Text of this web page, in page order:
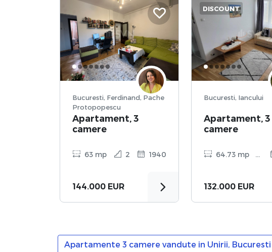
Bucuresti, Ferdinand, Pache
Protopopescu
Apartament, 3
camere
63 mp 2 1940
144.000 EUR
DISCOUNT
Bucuresti, Iancului
Apartament, 3
camere
64.73 mp 9
132.000 EUR
Apartamente 3 camere vandute in Unirii, Bucuresti